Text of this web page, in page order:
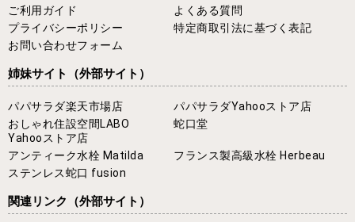
ご利用ガイド
よくある質問
プライバシーポリシー
特定商取引法に基づく表記
お問い合わせフォーム
姉妹サイト （外部サイト）
パパサラダ楽天市場店
パパサラダYahooストア店
おしゃれ住設空間LABO
Yahooストア店
蛇口堂
アンティーク水栓 Matilda
フランス製高級水栓 Herbeau
ステンレス蛇口 fusion
関連リンク （外部サイト）